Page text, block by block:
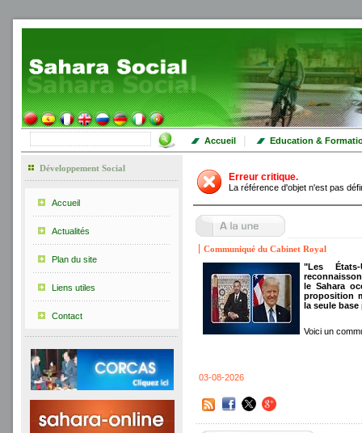
Accueil | Education &
Développement Social
Accueil
Actualités
Plan du site
Liens utiles
Contact
Erreur critique.
La référence d'objet n'est pas
Communiqué du Cabinet Royal
"Les
le Sahara
proposition
la seule
Voici un
03-08-2026